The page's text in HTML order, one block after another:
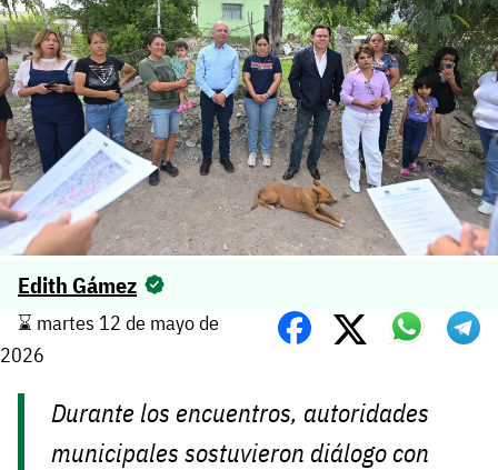
Edith Gámez
⌛️ martes 12 de mayo de
2026
Durante los encuentros, autoridades
municipales sostuvieron diálogo con